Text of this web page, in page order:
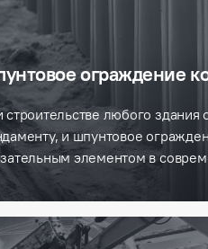
ограждение
строительстве любого здания
и шпунтовое
элементом в